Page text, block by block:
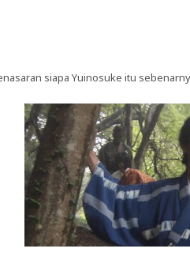
siapa Yuinosuke itu